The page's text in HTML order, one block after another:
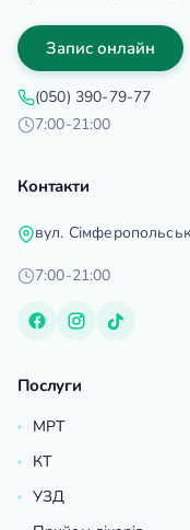
Запис онлайн
(050) 390-79-77
7:00-21:00
Контакти
вул.
7:00-21:00
Послуги
МРТ
КТ
УЗД